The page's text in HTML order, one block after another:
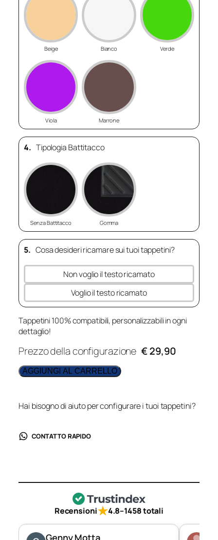
Beige Bianco Verde
Viola Marrone
4. Tipologia Battitacco
Senza Battitacco Gomma
5. Cosa desideri ricamare sui tuoi tappetini?
Non voglio il testo ricamato
Voglio il testo ricamato
Tappetini 100% compatibili, personalizzabili in ogni
dettaglio!
Prezzo della configurazione € 29,90
AGGIUNGI AL CARRELLO
Hai bisogno di aiuto per configurare i tuoi tappetini?
CONTATTO RAPIDO
Recensioni★4.8–1458 totali
Genny Motta